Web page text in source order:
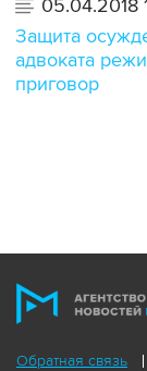
05.04.2018
Защита
адвоката
приговор
Обратная связь